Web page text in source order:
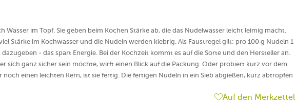
im Topf. Sie geben beim Kochen Stärke ab, die das Nudelwasser leicht leimig macht.
Stärke im Kochwasser und die Nudeln werden klebrig. Als Faustregel gilt: pro 100 g Nudeln 1
dazugeben - das spart Energie. Bei der Kochzeit kommt es auf die Sorte und den Hersteller an.
sich ganz sicher sein möchte, wirft einen Blick auf die Packung. Oder probiert kurz vor dem
noch einen leichten Kern, ist sie fertig. Die fertigen Nudeln in ein Sieb abgießen, kurz abtropfen
Auf den Merkzettel